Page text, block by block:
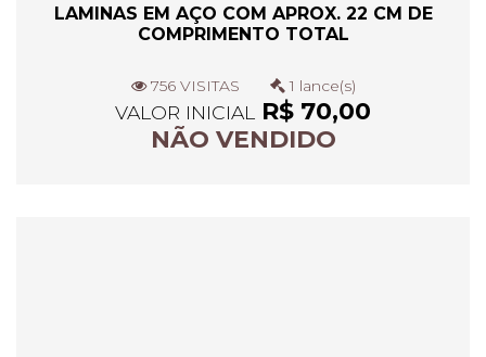
LAMINAS EM AÇO COM APROX. 22 CM DE
COMPRIMENTO TOTAL
756 VISITAS 1 lance(s)
VALOR INICIAL
R$ 70,00
NÃO VENDIDO